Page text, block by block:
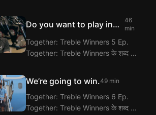
उपशीर्षक एक्सटेंशन के साथ देखें और सीखें!
लैंगलफ्लिक्स द्विभाषी उपशीर्षक फीचर के जरिए
Together: Treble Winners 4 Ep.
संवाद का अनुवाद प्रदान करता है।
Do you want to play in
46
min
Together: Treble Winners 5 Ep.
Together: Treble Winners के शब्द और
लैंगलफ्लिक्स द्विभाषी उपशीर्षक फीचर के जरिए
Together: Treble Winners 5 Ep.
संवाद का अनुवाद प्रदान करता है।
We’re going to win.49 min
Together: Treble Winners 6 Ep.
Together: Treble Winners के शब्द और